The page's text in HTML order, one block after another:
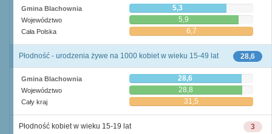
Gmina Blachownia 5,3
Województwo 5,9
Cała Polska 6,7
28,6
Płodność - urodzenia żywe na 1000 kobiet w wieku 15-49 lat
Gmina Blachownia 28,6
Województwo 28,8
Cały kraj 31,5
3
Płodność kobiet w wieku 15-19 lat